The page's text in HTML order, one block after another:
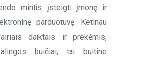
mintis įsteigti įmonę ir
parduotuvę. Ketinau
daiktais ir prekėmis,
buičiai, tai buitine